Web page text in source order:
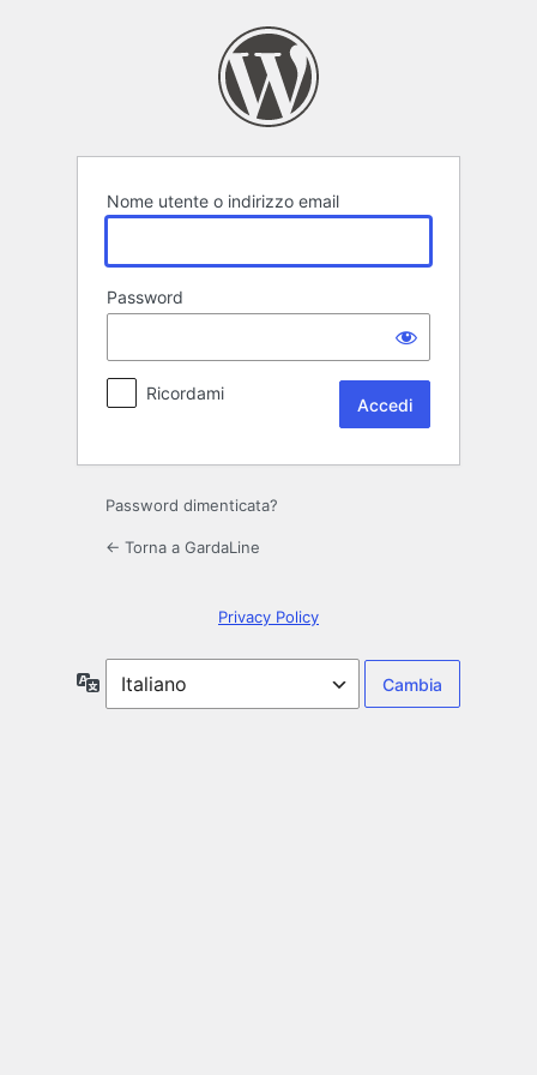
Nome utente o indirizzo email
Password
Ricordami
Password dimenticata?
← Torna a GardaLine
Privacy Policy
Lingua